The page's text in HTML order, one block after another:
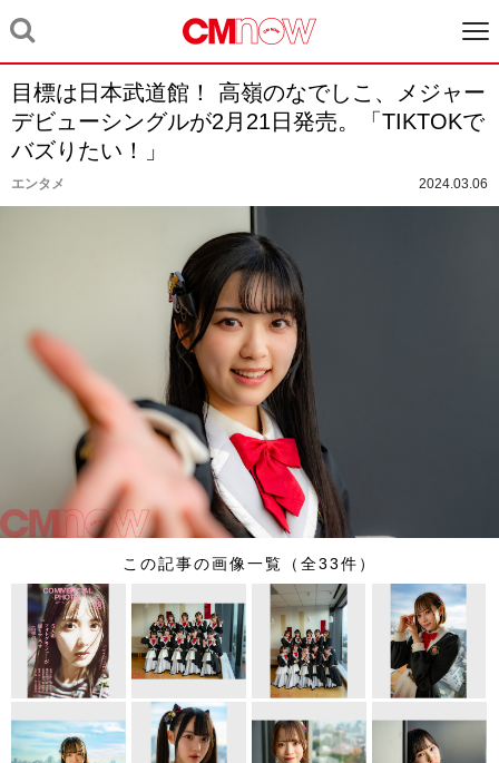
目標は日本武道館！ 高嶺のなでしこ、メジャー
デビューシングルが2月21日発売。「TIKTOKで
バズりたい！」
エンタメ 2024.03.06
この記事の画像一覧（全33件）